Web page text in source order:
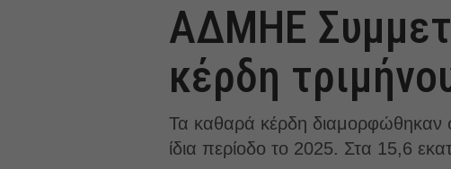
ΑΔΜΗΕ
κέρδη
Τα καθαρά κέρδη διαμορφώθηκαν
ίδια περίοδο το 2025. Στα 15,6